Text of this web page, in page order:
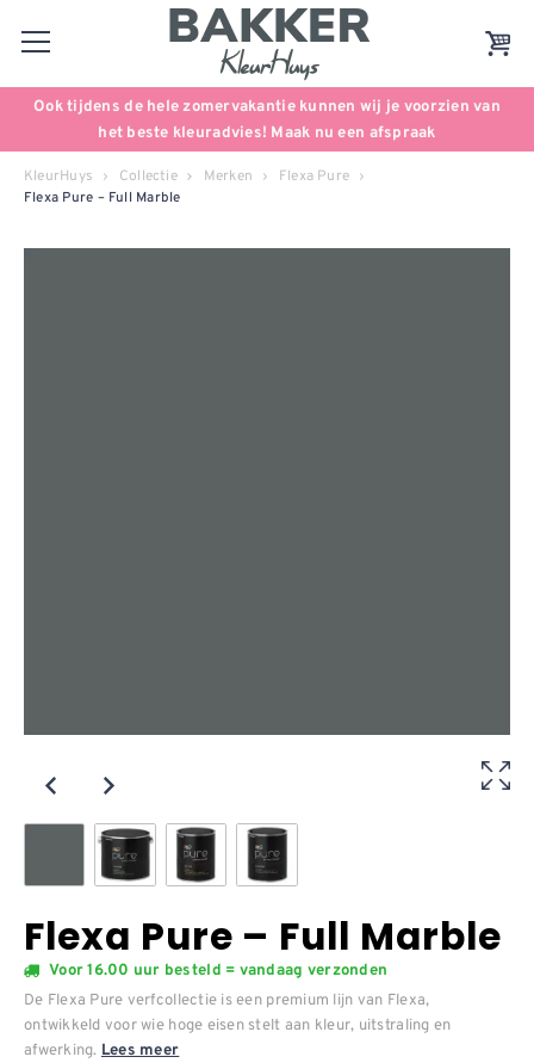
Ook tijdens de hele zomervakantie kunnen wij je voorzien van
het beste kleuradvies! Maak nu een afspraak
KleurHuys Collectie Merken Flexa Pure
Flexa Pure – Full Marble
Flexa Pure – Full Marble
Voor 16.00 uur besteld = vandaag verzonden
De Flexa Pure verfcollectie is een premium lijn van Flexa,
ontwikkeld voor wie hoge eisen stelt aan kleur, uitstraling en
afwerking. Lees meer